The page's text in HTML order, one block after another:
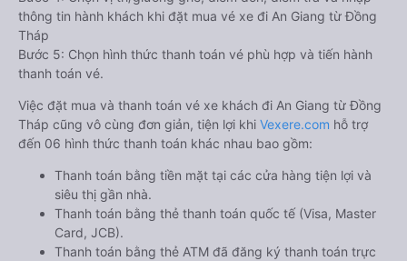
thông tin hành khách khi đặt mua vé xe đi An Giang từ Đồng
Tháp
Bước 5: Chọn hình thức thanh toán vé phù hợp và tiến hành
thanh toán vé.
Việc đặt mua và thanh toán vé xe khách đi An Giang từ Đồng
Tháp cũng vô cùng đơn giản, tiện lợi khi Vexere.com hỗ trợ
đến 06 hình thức thanh toán khác nhau bao gồm:
Thanh toán bằng tiền mặt tại các cửa hàng tiện lợi và
siêu thị gần nhà.
Thanh toán bằng thẻ thanh toán quốc tế (Visa, Master
Card, JCB).
Thanh toán bằng thẻ ATM đã đăng ký thanh toán trực